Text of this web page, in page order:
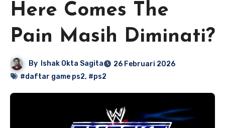
Here Comes The
Pain Masih Diminati?
By Ishak Okta Sagita
26 Februari 2026
#daftar game ps2, #ps2